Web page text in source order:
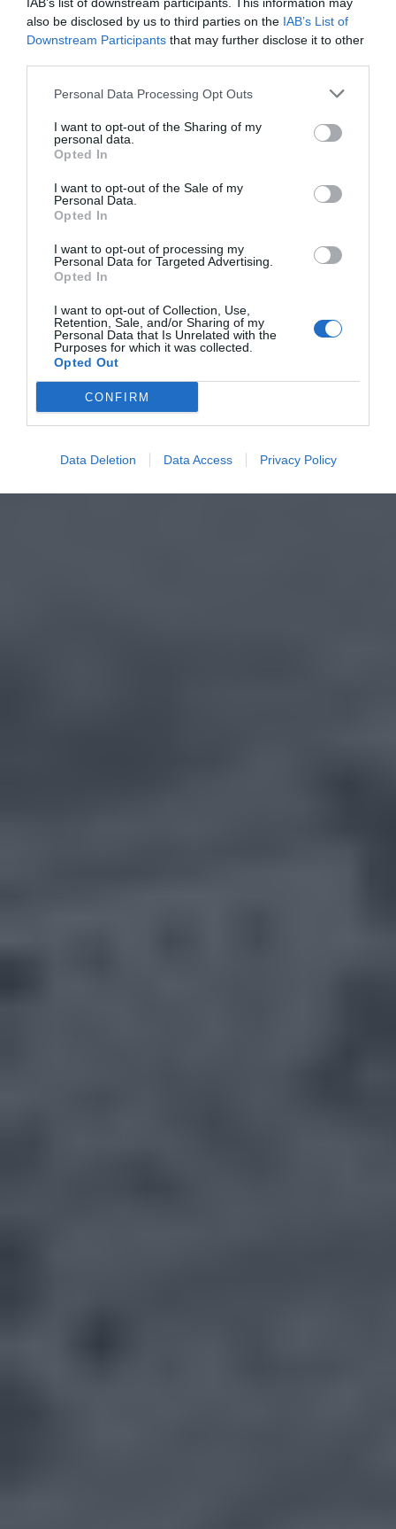
also be disclosed by us to third parties on the IAB’s List of
Downstream Participants that may further disclose it to other
Personal Data Processing Opt Outs
I want to opt-out of the Sharing of my
personal data.
Opted In
I want to opt-out of the Sale of my
Personal Data.
Opted In
I want to opt-out of processing my
Personal Data for Targeted Advertising.
Opted In
I want to opt-out of Collection, Use,
Retention, Sale, and/or Sharing of my
Personal Data that Is Unrelated with the
Purposes for which it was collected.
Opted Out
CONFIRM
Data Deletion Data Access Privacy Policy